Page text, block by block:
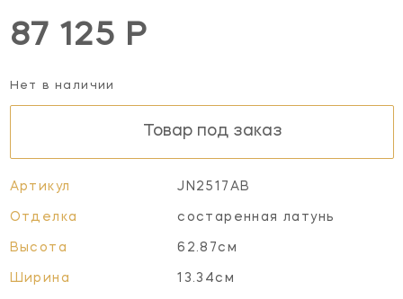
87 125 Р
Нет в наличии
Товар под заказ
Артикул JN2517AB
Отделка состаренная латунь
Высота 62.87см
Ширина 13.34см